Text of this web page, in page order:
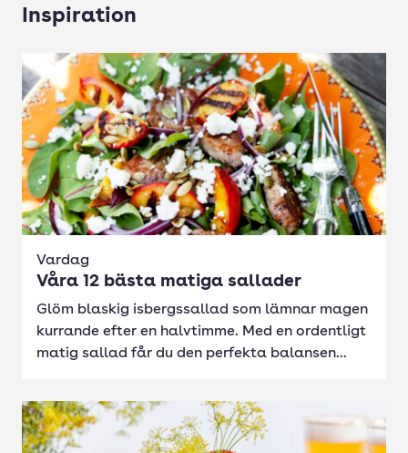
Inspiration
Vardag
Våra 12 bästa matiga sallader
Glöm blaskig isbergssallad som lämnar magen
kurrande efter en halvtimme. Med en ordentligt
matig sallad får du den perfekta balansen...